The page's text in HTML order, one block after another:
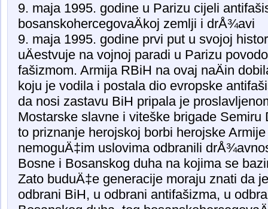
9. maja 1995. godine u Parizu cijeli
bosanskohercegovaÄkoj zemlji i drÅ¾avi
9. maja 1995. godine prvi put u svojoj
uÄestvuje na vojnoj paradi u Parizu
fašizmom. Armija RBiH na ovaj naÄin
koju je vodila i postala dio evropske
da nosi zastavu BiH pripala je
Mostarske slavne i viteške brigade
to priznanje herojskoj borbi herojske
nemoguÄ‡im uslovima odbranili
Bosne i Bosanskog duha na kojima se
Zato buduÄ‡e generacije moraju znati da
odbrani BiH, u odbrani antifašizma, u